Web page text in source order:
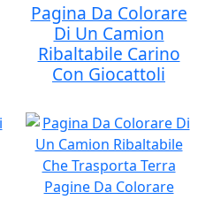
Pagina Da Colorare
Di Un Camion
Ribaltabile Carino
Con Giocattoli